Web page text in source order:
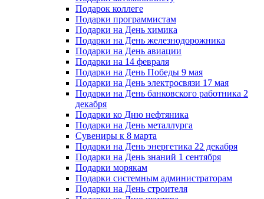
Подарок коллеге
Подарки программистам
Подарки на День химика
Подарки на День железнодорожника
Подарки на День авиации
Подарки на 14 февраля
Подарки на День Победы 9 мая
Подарки на День электросвязи 17 мая
Подарки на День банковского работника 2
декабря
Подарки ко Дню нефтяника
Подарки на День металлурга
Сувениры к 8 марта
Подарки на День энергетика 22 декабря
Подарки на День знаний 1 сентября
Подарки морякам
Подарки системным администраторам
Подарки на День строителя